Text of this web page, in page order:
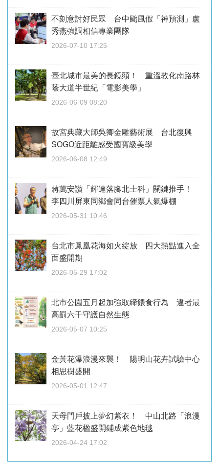
不刻意討好民眾 台中颱風假「神預測」盧
秀燕強調相信專業團隊
2026-07-10 17:25
臺北城市最美的長鏡頭！ 重溫敦化南路林
蔭大道半世紀「電影美學」
2026-06-09 08:20
故宮典藏大師吳卿金雕藝術展 台北復興
SOGO近距離感受國寶級美學
2026-06-08 12:49
蔣萬安讚「輝達落腳北士科」關鍵推手！
李四川屏東同鄉會同台催票人氣爆棚
2026-05-31 10:46
台北市鳳凰花海如火綻放 四大熱點進入全
面盛開期
2026-05-29 17:02
北市公園五月起加強取締餵食行為 違者最
高罰六千守護自然生態
2026-05-07 10:25
金黃花瀑浪漫來襲！ 陽明山花卉試驗中心
相思樹盛開
2026-05-01 12:47
天母門戶披上夢幻紫衣！ 中山北路「浪漫
亭」藍花楹盛開鋪成紫色地毯
2026-04-24 17:02